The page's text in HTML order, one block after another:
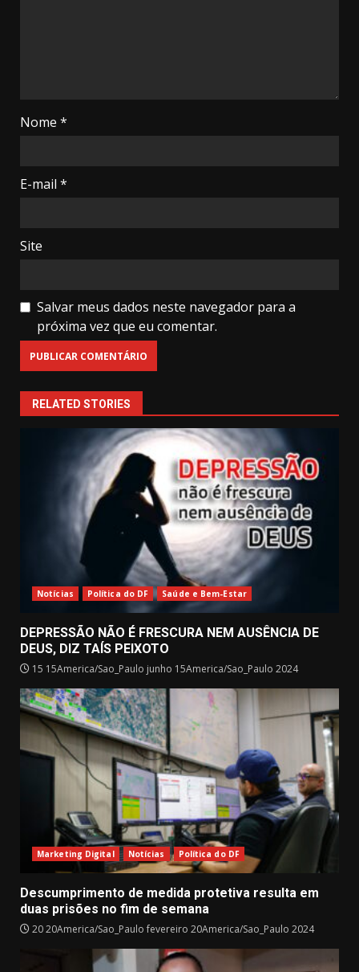
Nome *
E-mail *
Site
Salvar meus dados neste navegador para a
próxima vez que eu comentar.
RELATED STORIES
Notícias Política do DF Saúde e Bem-Estar
DEPRESSÃO NÃO É FRESCURA NEM AUSÊNCIA DE
DEUS, DIZ TAÍS PEIXOTO
15 15America/Sao_Paulo junho 15America/Sao_Paulo 2024
Marketing Digital Notícias Política do DF
Descumprimento de medida protetiva resulta em
duas prisões no fim de semana
20 20America/Sao_Paulo fevereiro 20America/Sao_Paulo 2024